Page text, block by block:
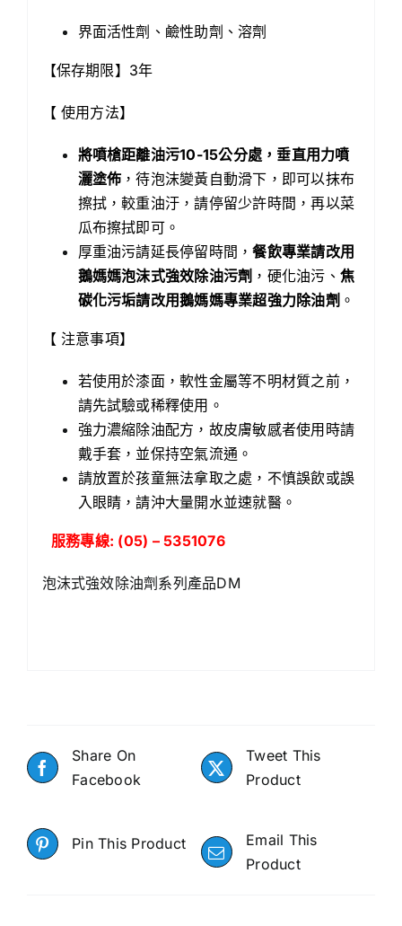
界面活性劑、鹼性助劑、溶劑
【保存期限】3年
【 使用方法】
將噴槍距離油污10-15公分處，垂直用力噴
灑塗佈 ，待泡沫變黃自動滑下，即可以抹布
擦拭，較重油汙，請停留少許時間，再以菜
瓜布擦拭即可。
厚重油污請延長停留時間，餐飲專業請改用
鵝媽媽泡沫式強效除油污劑 ，硬化油污、 焦
碳化污垢請改用鵝媽媽專業超強力除油劑 。
【 注意事項】
若使用於漆面，軟性金屬等不明材質之前，
請先試驗或稀釋使用。
強力濃縮除油配方，故皮膚敏感者使用時請
戴手套，並保持空氣流通。
請放置於孩童無法拿取之處，不慎誤飲或誤
入眼睛，請沖大量開水並速就醫。
服務專線: (05) – 5351076
泡沫式強效除油劑系列產品DM
Share On
Facebook
Tweet This
Product
Pin This Product
Email This
Product